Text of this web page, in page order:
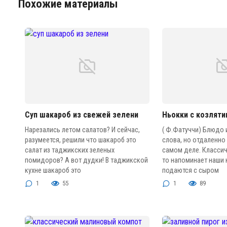
Похожие материалы
Суп шакароб из свежей зелени
Нарезались летом салатов? И сейчас,
разумеется, решили что шакароб это
салат из таджикских зеленых
помидоров? А вот дудки! В таджикской
кухне шакароб это
1 55
Ньокки с
( Ф.Фатуччи) Блюдо
слова, но
самом деле.
то напоминает наши
подаются с сыром
1 89